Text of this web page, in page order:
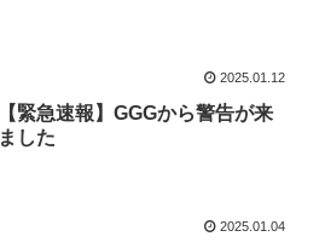
2025.01.12
【緊急速報】GGGから警告が来
ました
2025.01.04